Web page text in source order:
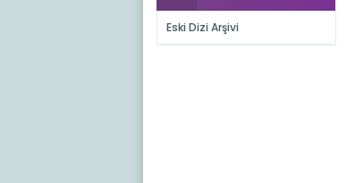
Eski Dizi Arşivi